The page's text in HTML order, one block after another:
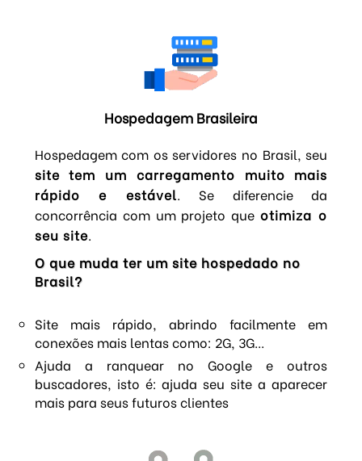
Hospedagem Brasileira
Hospedagem com os servidores no Brasil, seu
site tem um carregamento muito mais
rápido e estável. Se diferencie da
concorrência com um projeto queotimiza o
seu site.
O que muda ter um site hospedado no
Brasil?
Site mais rápido, abrindo facilmente em
conexões mais lentas como: 2G, 3G...
Ajuda a ranquear no Google e outros
buscadores, isto é: ajuda seu site a aparecer
mais para seus futuros clientes